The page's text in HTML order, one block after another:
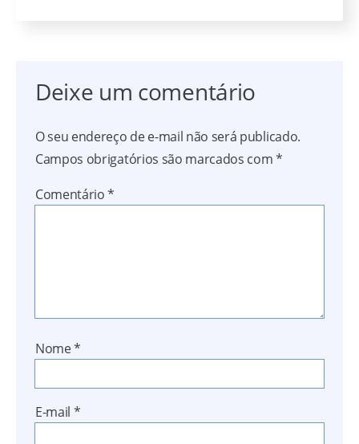
Deixe um comentário
O seu endereço de e-mail não será publicado.
Campos obrigatórios são marcados com*
Comentário*
Nome*
E-mail *